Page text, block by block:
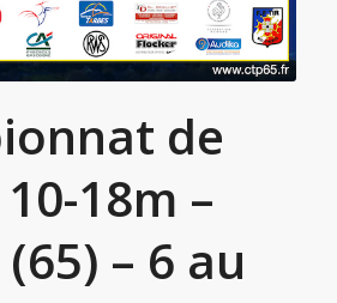
de
18m –
– 6 au